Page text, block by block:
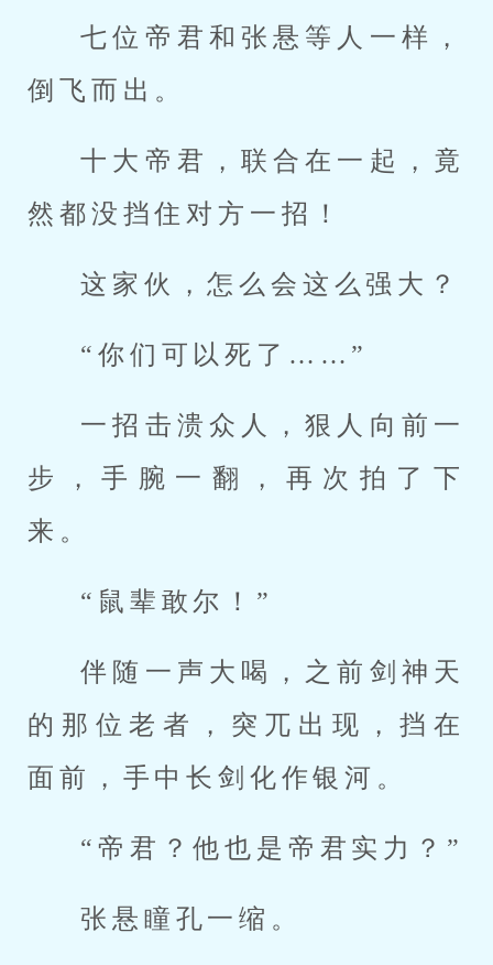
七位帝君和张悬等人一样，
倒飞而出。
十大帝君，联合在一起，竟
然都没挡住对方一招！
这家伙，怎么会这么强大？
“你们可以死了……”
一招击溃众人，狠人向前一
步，手腕一翻，再次拍了下
来。
“鼠辈敢尔！”
伴随一声大喝，之前剑神天
的那位老者，突兀出现，挡在
面前，手中长剑化作银河。
“帝君？他也是帝君实力？”
张悬瞳孔一缩。